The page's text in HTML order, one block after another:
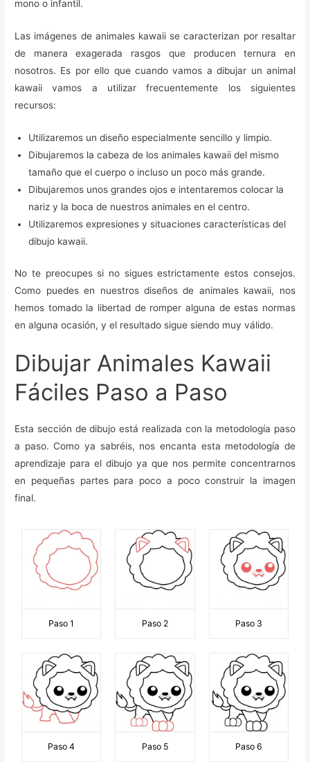
mono o infantil.
Las imágenes de animales kawaii se caracterizan por resaltar
de manera exagerada rasgos que producen ternura en
nosotros. Es por ello que cuando vamos a dibujar un animal
kawaii vamos a utilizar frecuentemente los siguientes
recursos:
Utilizaremos un diseño especialmente sencillo y limpio.
Dibujaremos la cabeza de los animales kawaii del mismo
tamaño que el cuerpo o incluso un poco más grande.
Dibujaremos unos grandes ojos e intentaremos colocar la
nariz y la boca de nuestros animales en el centro.
Utilizaremos expresiones y situaciones características del
dibujo kawaii.
No te preocupes si no sigues estrictamente estos consejos.
Como puedes en nuestros diseños de animales kawaii, nos
hemos tomado la libertad de romper alguna de estas normas
en alguna ocasión, y el resultado sigue siendo muy válido.
Dibujar Animales Kawaii
Fáciles Paso a Paso
Esta sección de dibujo está realizada con la metodología paso
a paso. Como ya sabréis, nos encanta esta metodología de
aprendizaje para el dibujo ya que nos permite concentrarnos
en pequeñas partes para poco a poco construir la imagen
final.
Paso 1 Paso 2 Paso 3
Paso 4 Paso 5 Paso 6